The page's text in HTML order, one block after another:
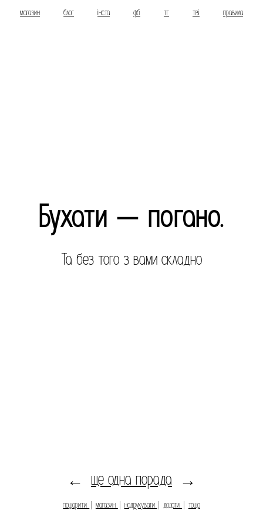
магазин блог інста фб тг тві правила
Бухати — погано.
Та без того з вами складно
← ще одна порада →
пошарити магазин надрукувати додати тощо